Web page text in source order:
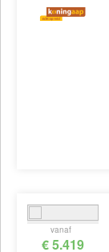
vanaf
€ 5.419